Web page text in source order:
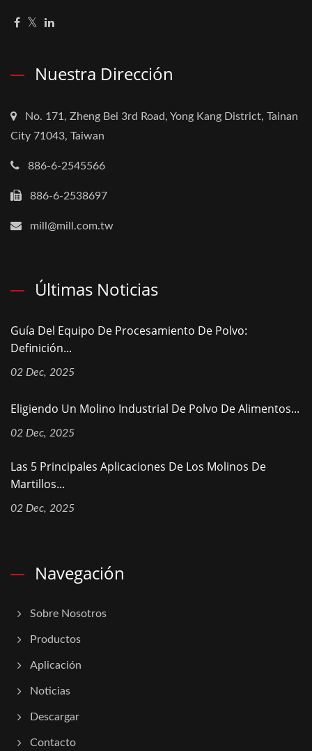
Nuestra Dirección
No. 171, Zheng Bei 3rd Road, Yong Kang District, Tainan
City 71043, Taiwan
886-6-2545566
886-6-2538697
mill@mill.com.tw
Últimas Noticias
Guía Del Equipo De Procesamiento De Polvo:
Definición...
02 Dec, 2025
Eligiendo Un Molino Industrial De Polvo De Alimentos...
02 Dec, 2025
Las 5 Principales Aplicaciones De Los Molinos De
Martillos...
02 Dec, 2025
Navegación
Sobre Nosotros
Productos
Aplicación
Noticias
Descargar
Contacto